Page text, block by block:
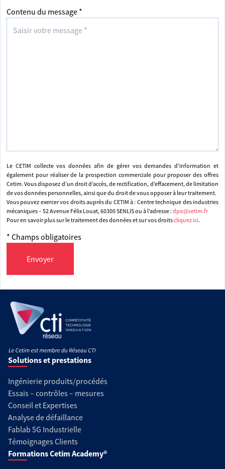
Contenu du message *
Le CETIM collecte vos données afin de gérer vos demandes d’information et
également pour réaliser de la prospection commerciale pour proposer des offres
Cetim. Vous disposez d’un droit d’accès, de rectification, d’effacement, de limitation
de vos données personnelles, ainsi que du droit de vous opposer à leur traitement.
Vous pouvez exercer vos droits auprès du CETIM à : Centre technique des industries
mécaniques – 52 Avenue Félix Louat, 60300 SENLIS ou à l’adresse : dpo@cetim.fr
Pour en savoir plus sur le traitement des données et sur vos droitscliquez ici.
* Champs obligatoires
Envoyer
Solutions et prestations
Ingénierie produits/procédés
Essais – contrôles – mesures
Conseil et Expertises
Analyse de défaillance
Fablab 5G Industrielle
Témoignages Clients
Formations Cetim Academy®